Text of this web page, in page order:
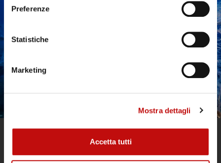
Preferenze
Statistiche
Marketing
Mostra dettagli
Accetta tutti
CONTATTACI